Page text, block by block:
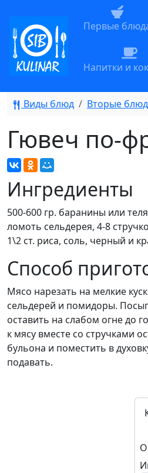
Первые
Напитки и
Виды блюд Вторые
Гювеч по-
Ингредиенты
500-600 гр. баранины или
ломоть сельдерея, 4-8
1\2 ст. риса, соль, черный и
Способ
Мясо нарезать на мелкие
сельдерей и помидоры.
оставить на слабом огне до
к мясу вместе со стручками
бульона и поместить в
подавать.